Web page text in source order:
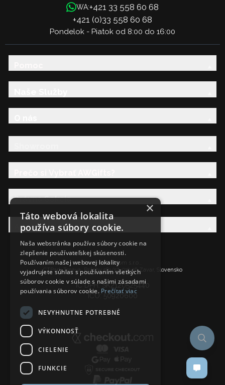
WA:+421 33 558 60 68
+421 (0)33 558 60 68
Pondelok - Piatok od 8:00 do 16:00
Právna Sekcia
AW Rodina
Ancient Wisdom s.r.o.,
CTPark Trnava, Prílohy 583/57, 919 26 Zavar, Slovensko
IČ DPH: SK2120525440
IČO: 50920600
×
Táto webová lokalita
používa súbory cookie.
Naša webstránka používa súbory cookie na
zlepšenie používateľskej skúsenosti.
Používaním našej webovej lokality
vyjadrujete súhlas s používaním všetkých
súborov cookie v súlade s našimi zásadami
používania súborov cookie. Prečítať viac
NEVYHNUTNE POTREBNÉ
VÝKONNOSŤ
CIELENIE
FUNKCIE